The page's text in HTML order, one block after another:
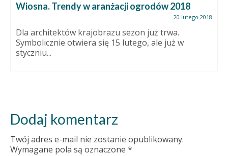
Wiosna. Trendy w aranżacji ogrodów 2018
20 lutego 2018
Dla architektów krajobrazu sezon już trwa.
Symbolicznie otwiera się 15 lutego, ale już w
styczniu...
Dodaj komentarz
Twój adres e-mail nie zostanie opublikowany.
Wymagane pola są oznaczone *